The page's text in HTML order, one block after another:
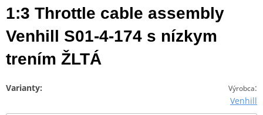
1:3 Throttle cable assembly
Venhill S01-4-174 s nízkym
trením ŽLTÁ
Výrobca:
Venhill
Varianty: